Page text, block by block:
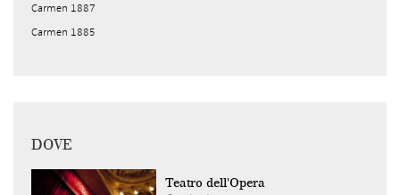
Carmen 1887
Carmen 1885
DOVE
Teatro dell'Opera